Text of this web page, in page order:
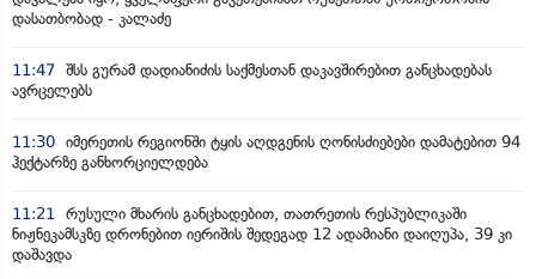
დასათბობად - კალაძე
11:47 შსს გურამ დადიანიძის საქმესთან დაკავშირებით განცხადებას
ავრცელებს
11:30 იმერეთის რეგიონში ტყის აღდგენის ღონისძიებები დამატებით 94
ჰექტარზე განხორციელდება
11:21
რუსული მხარის განცხადებით, თათრეთის რესპუბლიკაში
ნიჟნეკამსკზე დრონებით იერიშის შედეგად 12 ადამიანი დაიღუპა, 39 კი
დაშავდა